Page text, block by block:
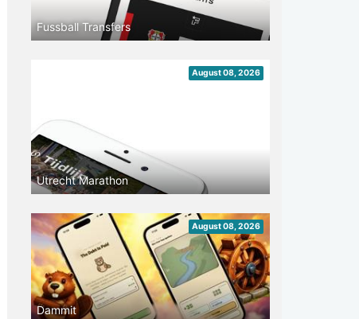
Fussball Transfers
August 08, 2026
Utrecht Marathon
August 08, 2026
Dammit